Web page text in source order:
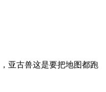
亚古兽这是要把地图都跑